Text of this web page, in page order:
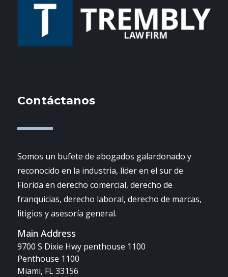
Contáctanos
Somos un bufete de abogados galardonado y
reconocido en la industria, líder en el sur de
Florida en derecho comercial, derecho de
franquicias, derecho laboral, derecho de marcas,
litigios y asesoría general.
Main Address
9700 S Dixie Hwy penthouse 1100
Penthouse 1100
Miami, FL 33156